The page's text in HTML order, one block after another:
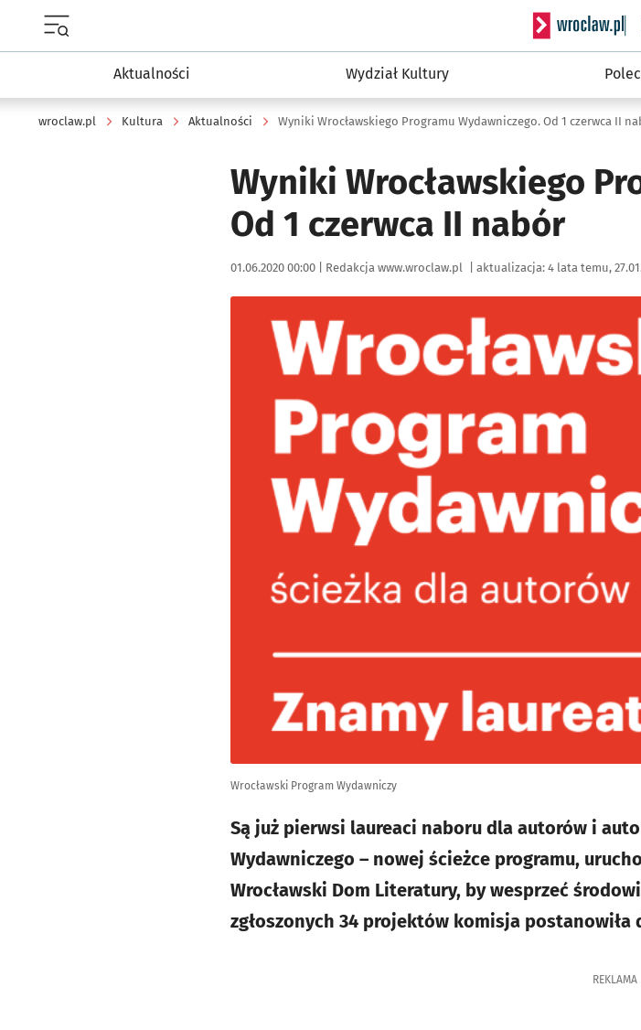
Serwis
Aktualności Wydział Kultury
wroclaw.pl Kultura Aktualności Wyniki Wrocławskiego Programu Wydawniczego. Od 1 czerwca II
Wyniki Wrocławskiego
Od 1 czerwca II nabór
Data publikacji:
01.06.2020 00:00 | Autor:
Redakcja www.wroclaw.pl aktualizacja: 4 lata temu,
Wrocławski Program Wydawniczy
Są już pierwsi laureaci naboru dla autorów i
Wydawniczego – nowej ścieżce programu,
Wrocławski Dom Literatury, by wesprzeć
zgłoszonych 34 projektów komisja postanowiła
REKLAMA